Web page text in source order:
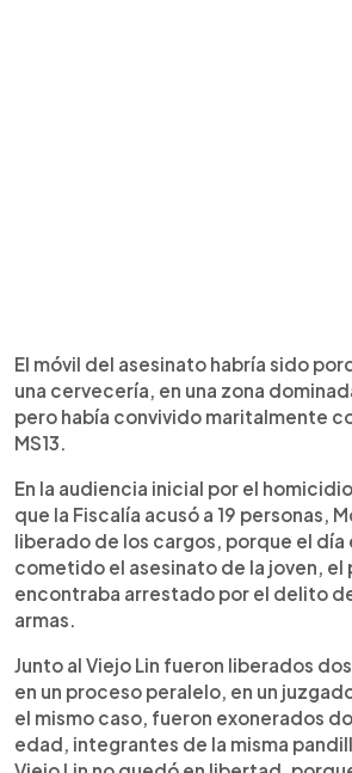
El móvil del asesinato habría sido
una cervecería, en una zona
pero había convivido maritalmente
MS13.
En la audiencia inicial por el
que la Fiscalía acusó a 19 personas,
liberado de los cargos, porque el día
cometido el asesinato de la joven, el
encontraba arrestado por el delito
armas.
Junto al Viejo Lin fueron liberados
en un proceso peralelo, en un
el mismo caso, fueron exonerados
edad, integrantes de la misma